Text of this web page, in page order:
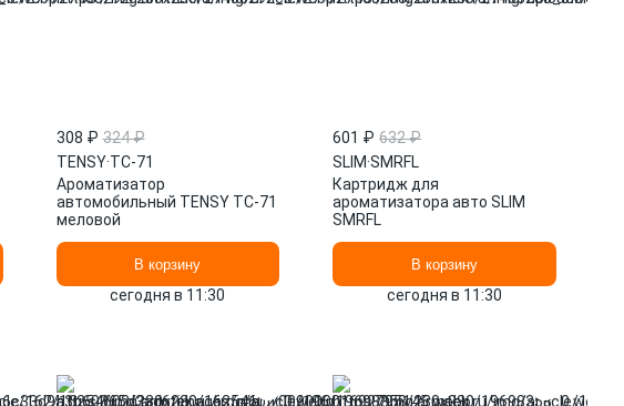
308 ₽ 324 ₽
TENSY·TC-71
Ароматизатор
автомобильный TENSY TC-71
меловой
В корзину
сегодня в 11:30
601 ₽ 632 ₽
SLIM·SMRFL
Картридж для
ароматизатора авто SLIM
SMRFL
В корзину
сегодня в 11:30